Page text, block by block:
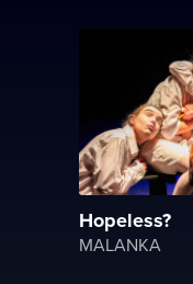
Hopeless?
MALANKA